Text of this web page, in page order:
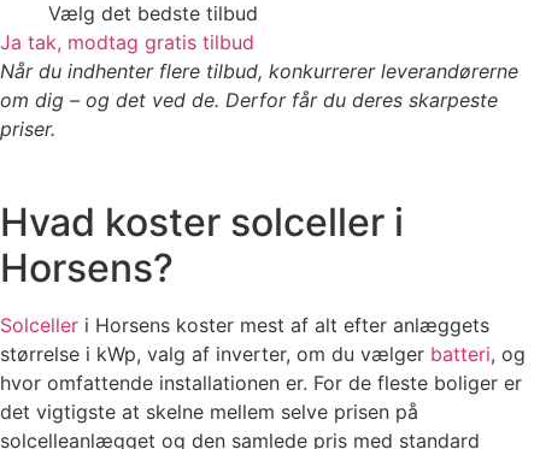
Vælg det bedste tilbud
Ja tak, modtag gratis tilbud
Når du indhenter flere tilbud, konkurrerer leverandørerne
om dig – og det ved de. Derfor får du deres skarpeste
priser.
Hvad koster solceller i
Horsens?
Solceller i Horsens koster mest af alt efter anlæggets
størrelse i kWp, valg af inverter, om du vælger batteri, og
hvor omfattende installationen er. For de fleste boliger er
det vigtigste at skelne mellem selve prisen på
solcelleanlægget og den samlede pris med standard